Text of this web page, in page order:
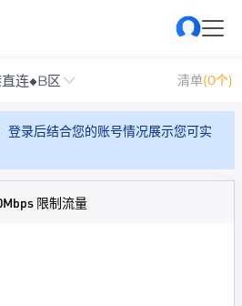
连◆B区 清单(0个)
登录后结合您的账号情况展示您可实
限制流量